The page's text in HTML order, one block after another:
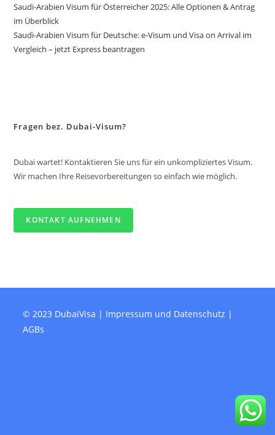
Saudi-Arabien Visum für Österreicher 2025: Alle Optionen & Antrag
im Überblick
Saudi-Arabien Visum für Deutsche: e-Visum und Visa on Arrival im
Vergleich – jetzt Express beantragen
Fragen bez. Dubai-Visum?
Dubai wartet! Kontaktieren Sie uns für ein unkompliziertes Visum.
Wir machen Ihre Reisevorbereitungen so einfach wie möglich.
KONTAKT AUFNEHMEN
© 2023 DubaiVisa | Impressum und Datenschutz |
AGBs